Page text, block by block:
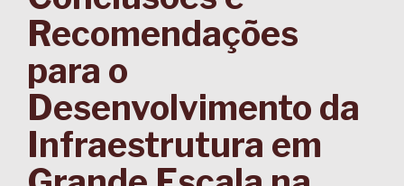
Recomendações
para o
Desenvolvimento da
Infraestrutura em